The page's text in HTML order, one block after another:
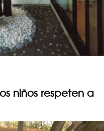
niños respeten a